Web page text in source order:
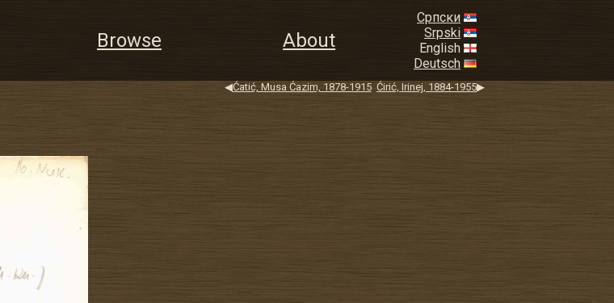
Browse About
Српски
Srpski
English
Deutsch
◀Ćatić, Musa Ćazim, 1878-1915 Ćirić, Irinej, 1884-1955▶